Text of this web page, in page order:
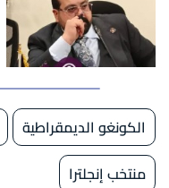
الكونغو الديمقراطية
منتخب إنجلترا